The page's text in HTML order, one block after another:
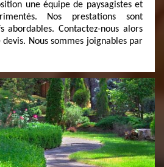
une équipe de paysagistes et
Nos prestations sont
abordables. Contactez-nous alors
Nous sommes joignables par